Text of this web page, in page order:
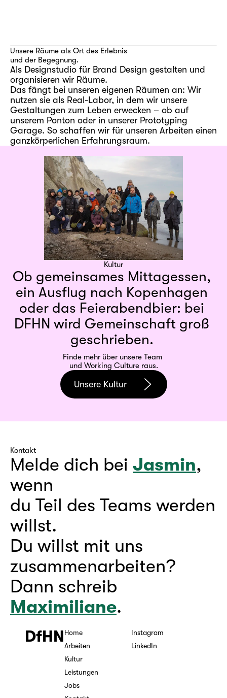
365 qm
Prototyping Garage
130 qm
Workshop Ponton
auf der Elbe
Unsere Räume als Ort des Erlebnis
und der Begegnung.
Als Designstudio für Brand Design gestalten und
organisieren wir Räume.
Das fängt bei unseren eigenen Räumen an: Wir
nutzen sie als Real-Labor, in dem wir unsere
Gestaltungen zum Leben erwecken – ob auf
unserem Ponton oder in unserer Prototyping
Garage. So schaffen wir für unseren Arbeiten einen
ganzkörperlichen Erfahrungsraum.
Kultur
Ob gemeinsames Mittagessen,
ein Ausflug nach Kopenhagen
oder das Feierabendbier: bei
DFHN wird Gemeinschaft groß
geschrieben.
Finde mehr über unsere Team
und Working Culture raus.
Unsere Kultur
Kontakt
Melde dich bei Jasmin,
wenn
du Teil des Teams werden
willst.
Du willst mit uns
zusammenarbeiten?
Maximiliane.
DfHNHome
Arbeiten
Kultur
Leistungen
Jobs
Instagram
LinkedIn